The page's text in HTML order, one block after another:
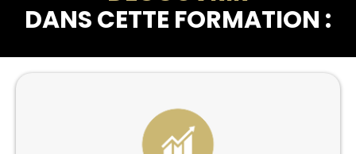
DANS CETTE FORMATION :